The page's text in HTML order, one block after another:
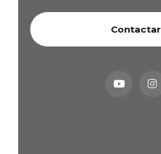
Contactar